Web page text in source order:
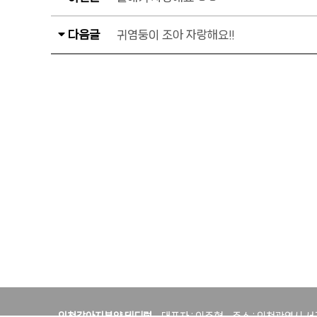
다음글 귀염둥이 조아 자랑해요!!